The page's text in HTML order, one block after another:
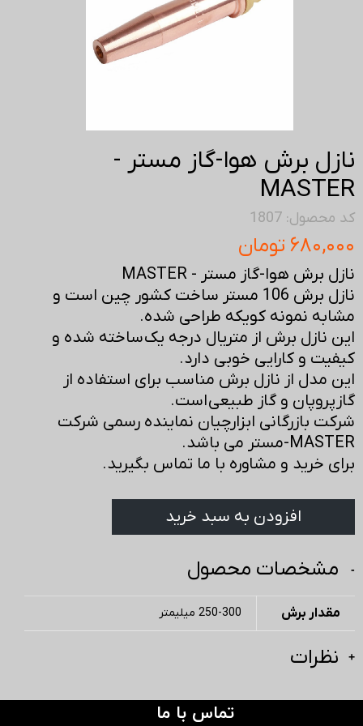
نازل برش هوا-گاز مستر -
MASTER
کد محصول: 1807
۶۸۰,۰۰۰ تومان
نازل برش هوا-گاز مستر - MASTER
نازل برش 106 مستر ساخت کشور چین است و
مشابه نمونه کویکه طراحی شده.
این نازل برش از متریال درجه یک ساخته شده و
کیفیت و کارایی خوبی دارد.
این مدل از نازل برش مناسب برای استفاده از
گاز پروپان و گاز طبیعی است.
شرکت بازرگانی ابزارچیان نماینده رسمی شرکت
MASTER-مستر می باشد.
برای خرید و مشاوره با ما تماس بگیرید.
افزودن به سبد خرید
مشخصات محصول
مقدار برش 250-300 میلیمتر
نظرات
تماس با ما